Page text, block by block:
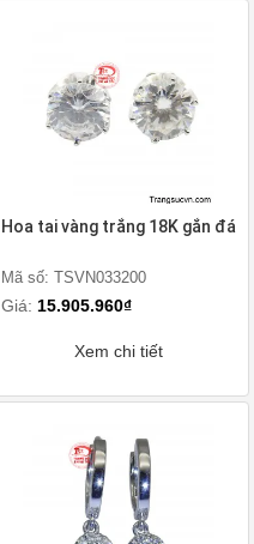
Hoa tai vàng trắng 18K gắn đá
Mã số: TSVN033200
Giá: 15.905.960₫
Xem chi tiết